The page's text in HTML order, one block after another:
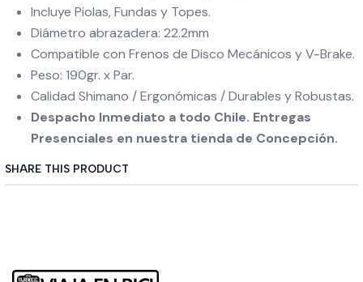
Incluye Piolas, Fundas y Topes.
Diámetro abrazadera: 22.2mm
Compatible con Frenos de Disco Mecánicos y V-Brake.
Peso: 190gr. x Par.
Calidad Shimano / Ergonómicas / Durables y Robustas.
Despacho Inmediato a todo Chile. Entregas
Presenciales en nuestra tienda de Concepción.
SHARE THIS PRODUCT